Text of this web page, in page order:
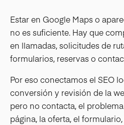
Estar en Google Maps o
no es suficiente. Hay que
en llamadas, solicitudes de
formularios, reservas o
Por eso conectamos el SEO
conversión y revisión de la
pero no contacta, el
página, la oferta, el